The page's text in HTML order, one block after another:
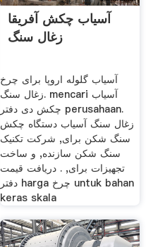
آسیاب چکش آفریقا
زغال سنگ
آسیاب گلوله اروپا برای چرخ
زغال سنگ. mencari آسیاب
چکش دی دفتر perusahaan.
زغال سنگ آسیاب دستگاه چکش
سنگ شکن برای, شرکت تکنیک
سنگ شکن سازنده, و ساخت
تجهیزات برای, . دریافت قیمت
دفتر harga چرخ untuk bahan
keras skala